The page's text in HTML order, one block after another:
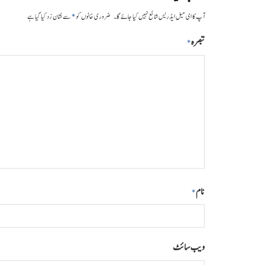
آپ کا ای میل ایڈریس شائع نہیں کیا جائے گا۔ ضروری خانوں کو*سے نشان زد کیا گیا ہے
تبصرہ*
نام*
ویب‌ سائٹ